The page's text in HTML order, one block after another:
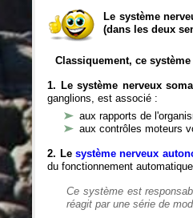
Le système
(dans les deux
Classiquement, ce
1. Le système nerveux
ganglions, est associé :
aux rapports de
aux contrôles moteurs
2. Le système nerveux
du fonctionnement
Ce système est
réagit par une série de